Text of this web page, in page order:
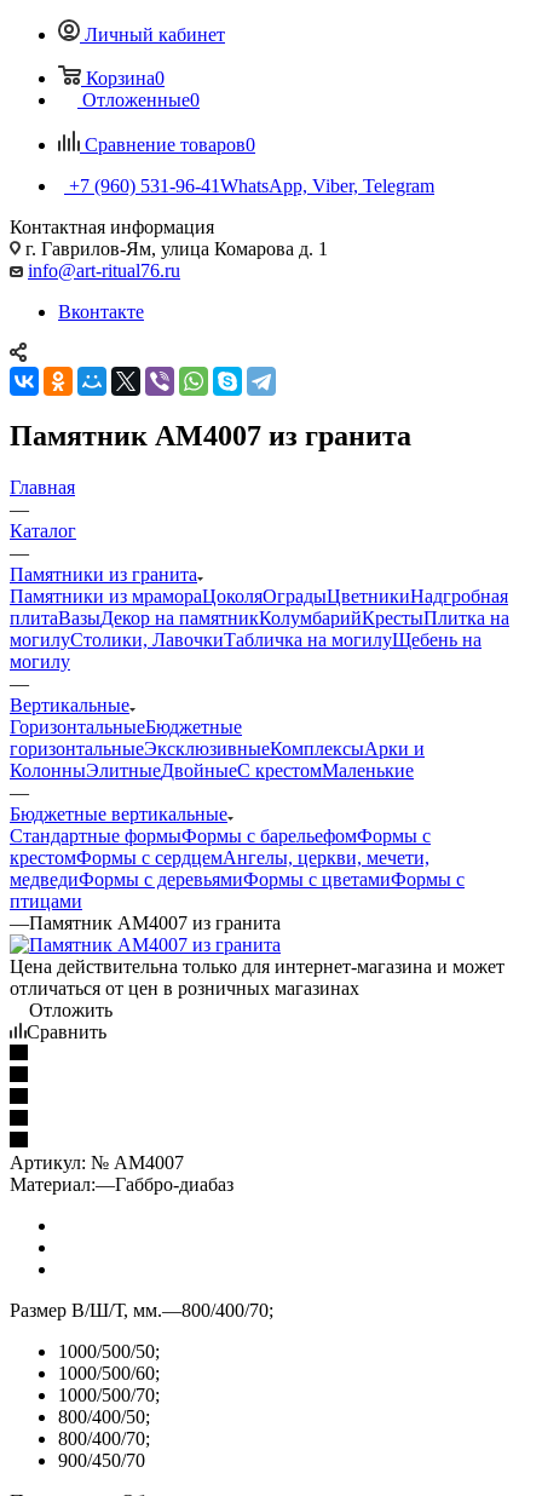
Личный кабинет
Корзина0
Отложенные0
Сравнение товаров0
+7 (960) 531-96-41WhatsApp, Viber, Telegram
Контактная информация
г. Гаврилов-Ям, улица Комарова д. 1
info@art-ritual76.ru
Вконтакте
Памятник AM4007 из гранита
Главная
—
Каталог
—
Памятники из гранита
Памятники из мрамораЦоколяОградыЦветникиНадгробная
плитаВазыДекор на памятникКолумбарийКрестыПлитка на
могилуСтолики, ЛавочкиТабличка на могилуЩебень на
могилу
—
Вертикальные
ГоризонтальныеБюджетные
горизонтальныеЭксклюзивныеКомплексыАрки и
КолонныЭлитныеДвойныеС крестомМаленькие
—
Бюджетные вертикальные
Стандартные формыФормы с барельефомФормы с
крестомФормы с сердцемАнгелы, церкви, мечети,
медведиФормы с деревьямиФормы с цветамиФормы с
птицами
—Памятник AM4007 из гранита
Цена действительна только для интернет-магазина и может
отличаться от цен в розничных магазинах
Отложить
Сравнить
Артикул: № AM4007
Материал:—Габбро-диабаз
Размер В/Ш/Т, мм.—800/400/70;
1000/500/50;
1000/500/60;
1000/500/70;
800/400/50;
800/400/70;
900/450/70